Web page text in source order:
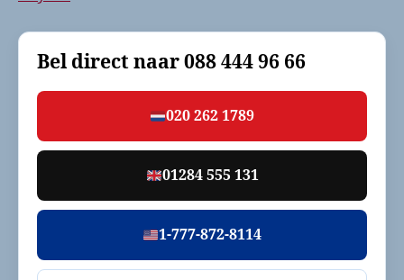
Bel direct naar088 444 96 66
020 262 1789
01284 555 131
1-777-872-8114